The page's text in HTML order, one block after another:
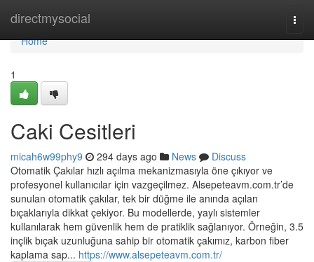
directmysocial
Home
Home
1
Caki Cesitleri
micah6w99phy9 294 days ago News
Discuss
Otomatik Çakılar hızlı açılma mekanizmasıyla öne çıkıyor ve
profesyonel kullanıcılar için vazgeçilmez. Alsepeteavm.com.tr’de
sunulan otomatik çakılar, tek bir düğme ile anında açılan
bıçaklarıyla dikkat çekiyor. Bu modellerde, yaylı sistemler
kullanılarak hem güvenlik hem de pratiklik sağlanıyor. Örneğin, 3.5
inçlik bıçak uzunluğuna sahip bir otomatik çakımız, karbon fiber
kaplama sap... https://www.alsepeteavm.com.tr/